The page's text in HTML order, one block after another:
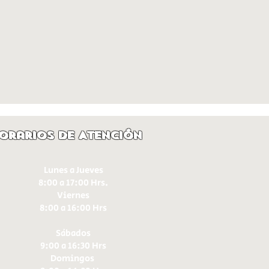
de Atención
Lunes a Jueves
8:00 a 17:00 Hrs.
Viernes
8:00 a 16:00 Hrs​
Sábados
9:00 a 16:30 Hrs
Domingos